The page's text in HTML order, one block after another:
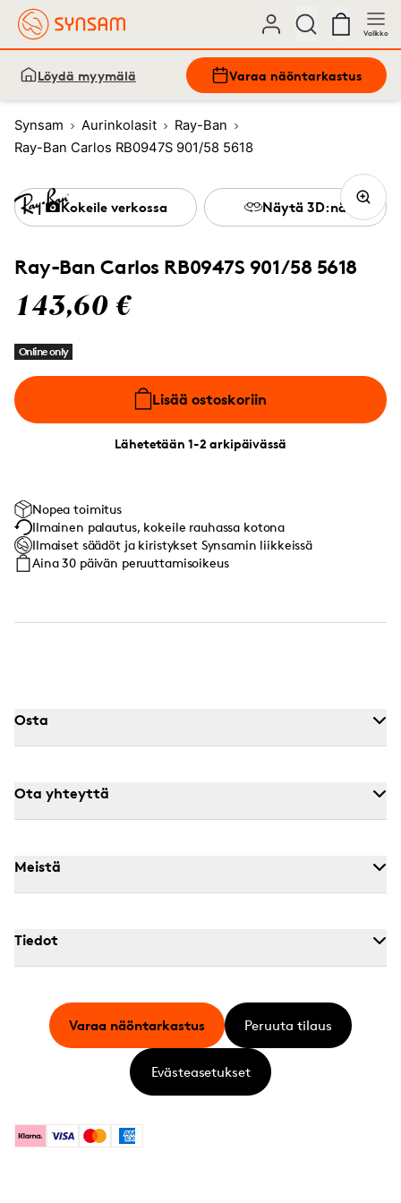
Valikko
Löydä myymälä Varaa näöntarkastus
Synsam Aurinkolasit
Ray-Ban
Ray-Ban Carlos RB0947S 901/58 5618
Ray-Ban Carlos RB0947S 901/58 5618
143,60 €
Online only
Lisää ostoskoriin
Lähetetään 1-2 arkipäivässä
Kokeile verkossa Näytä 3D:nä
Nopea toimitus
Ilmainen palautus, kokeile rauhassa kotona
Ilmaiset säädöt ja kiristykset Synsamin liikkeissä
Aina 30 päivän peruuttamisoikeus
Osta
Ota yhteyttä
Meistä
Tiedot
KlarnaVisa MastercardAmerican Express
Varaa näöntarkastus Peruuta tilaus
Evästeasetukset